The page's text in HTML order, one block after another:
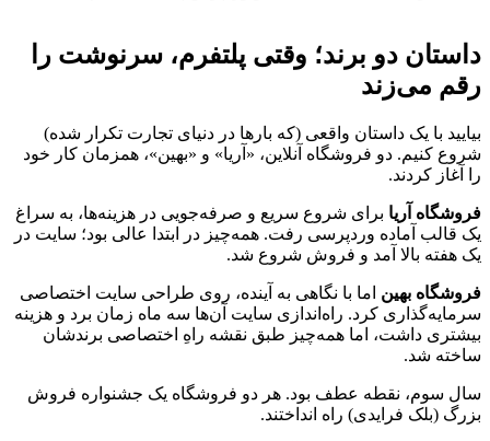
داستان دو برند؛ وقتی پلتفرم، سرنوشت را
رقم می‌زند
بیایید با یک داستان واقعی (که بارها در دنیای تجارت تکرار شده)
شروع کنیم. دو فروشگاه آنلاین، «آریا» و «بهین»، همزمان کار خود
را آغاز کردند.
فروشگاه آریا برای شروع سریع و صرفه‌جویی در هزینه‌ها، به سراغ
یک قالب آماده وردپرسی رفت. همه‌چیز در ابتدا عالی بود؛ سایت در
یک هفته بالا آمد و فروش شروع شد.
فروشگاه بهین اما با نگاهی به آینده، روی طراحی سایت اختصاصی
سرمایه‌گذاری کرد. راه‌اندازی سایت آن‌ها سه ماه زمان برد و هزینه
بیشتری داشت، اما همه‌چیز طبق نقشه راهِ اختصاصی برندشان
ساخته شد.
سال سوم، نقطه عطف بود. هر دو فروشگاه یک جشنواره فروش
بزرگ (بلک فرایدی) راه انداختند.